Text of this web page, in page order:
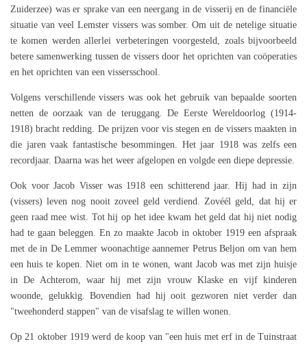
Zuiderzee) was er sprake van een neergang in de visserij en de financiële
situatie van veel Lemster vissers was somber. Om uit de netelige situatie
te komen werden allerlei verbeteringen voorgesteld, zoals bijvoorbeeld
betere samenwerking tussen de vissers door het oprichten van coöperaties
en het oprichten van een vissersschool.
Volgens verschillende vissers was ook het gebruik van bepaalde soorten
netten de oorzaak van de teruggang. De Eerste Wereldoorlog (1914-
1918) bracht redding. De prijzen voor vis stegen en de vissers maakten in
die jaren vaak fantastische besommingen. Het jaar 1918 was zelfs een
recordjaar. Daarna was het weer afgelopen en volgde een diepe depressie.
Ook voor Jacob Visser was 1918 een schitterend jaar. Hij had in zijn
(vissers) leven nog nooit zoveel geld verdiend. Zovéél geld, dat hij er
geen raad mee wist. Tot hij op het idee kwam het geld dat hij niet nodig
had te gaan beleggen. En zo maakte Jacob in oktober 1919 een afspraak
met de in De Lemmer woonachtige aannemer Petrus Beljon om van hem
een huis te kopen. Niet om in te wonen, want Jacob was met zijn huisje
in De Achterom, waar hij met zijn vrouw Klaske en vijf kinderen
woonde, gelukkig. Bovendien had hij ooit gezworen niet verder dan
"tweehonderd stappen" van de visafslag te willen wonen.
Op 21 oktober 1919 werd de koop van "een huis met erf in de Tuinstraat